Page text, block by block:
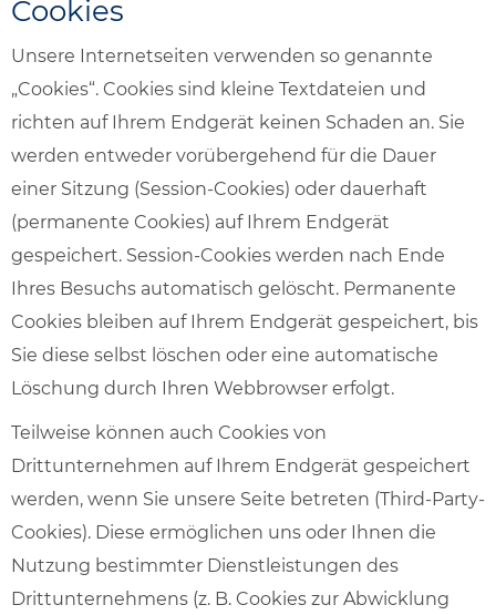
Cookies
Unsere Internetseiten verwenden so genannte
„Cookies“. Cookies sind kleine Textdateien und
richten auf Ihrem Endgerät keinen Schaden an. Sie
werden entweder vorübergehend für die Dauer
einer Sitzung (Session-Cookies) oder dauerhaft
(permanente Cookies) auf Ihrem Endgerät
gespeichert. Session-Cookies werden nach Ende
Ihres Besuchs automatisch gelöscht. Permanente
Cookies bleiben auf Ihrem Endgerät gespeichert, bis
Sie diese selbst löschen oder eine automatische
Löschung durch Ihren Webbrowser erfolgt.
Teilweise können auch Cookies von
Drittunternehmen auf Ihrem Endgerät gespeichert
werden, wenn Sie unsere Seite betreten (Third-Party-
Cookies). Diese ermöglichen uns oder Ihnen die
Nutzung bestimmter Dienstleistungen des
Drittunternehmens (z. B. Cookies zur Abwicklung